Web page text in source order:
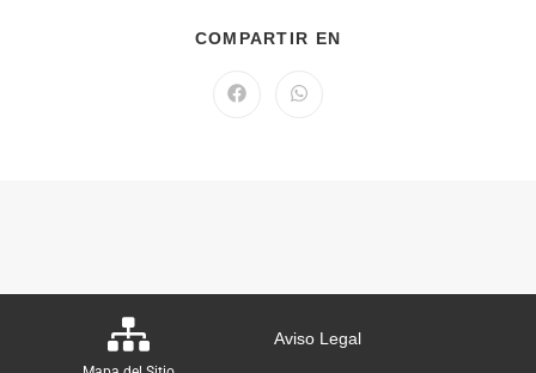
COMPARTIR EN
Aviso Legal